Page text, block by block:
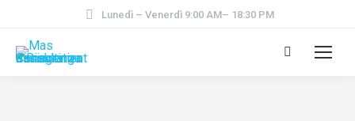
Lunedì – Venerdì 9:00 AM– 18:30 PM